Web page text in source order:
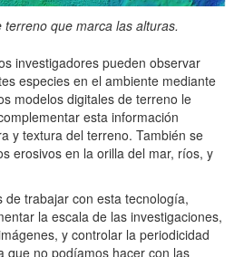
que marca las alturas.
investigadores pueden observar
especies en el ambiente mediante
modelos digitales de terreno le
esta información
y textura del terreno. También se
erosivos en la orilla del mar, ríos, y
de trabajar con esta tecnología,
la escala de las investigaciones,
y controlar la periodicidad
que no podíamos hacer con las